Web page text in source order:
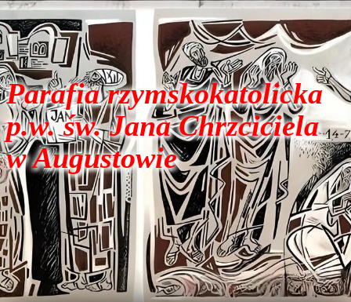
Parafia rzymskokatolicka
p.w. św. Jana Chrzciciela
w Augustowie